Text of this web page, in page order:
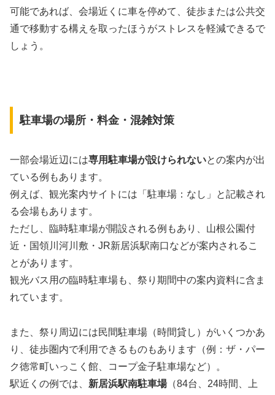
可能であれば、会場近くに車を停めて、徒歩または公共交
通で移動する構えを取ったほうがストレスを軽減できるで
しょう。
駐車場の場所・料金・混雑対策
一部会場近辺には専用駐車場が設けられないとの案内が出
ている例もあります。
例えば、観光案内サイトには「駐車場：なし」と記載され
る会場もあります。
ただし、臨時駐車場が開設される例もあり、山根公園付
近・国領川河川敷・JR新居浜駅南口などが案内されるこ
とがあります。
観光バス用の臨時駐車場も、祭り期間中の案内資料に含ま
れています。
また、祭り周辺には民間駐車場（時間貸し）がいくつかあ
り、徒歩圏内で利用できるものもあります（例：ザ・パー
ク徳常町いっこく館、コープ金子駐車場など）。
駅近くの例では、 新居浜駅南駐車場（84台、24時間、上